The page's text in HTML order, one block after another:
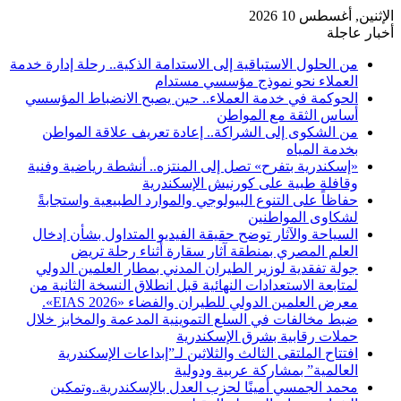
الإثنين, أغسطس 10 2026
أخبار عاجلة
من الحلول الاستباقية إلى الاستدامة الذكية.. رحلة إدارة خدمة
العملاء نحو نموذج مؤسسي مستدام
الحوكمة في خدمة العملاء.. حين يصبح الانضباط المؤسسي
أساس الثقة مع المواطن
من الشكوى إلى الشراكة.. إعادة تعريف علاقة المواطن
بخدمة المياه
«إسكندرية بتفرح» تصل إلى المنتزه.. أنشطة رياضية وفنية
وقافلة طبية على كورنيش الإسكندرية
حفاظاً على التنوع البيولوجي والموارد الطبيعية واستجابةً
لشكاوى المواطنين
السياحة والآثار توضح حقيقة الفيديو المتداول بشأن إدخال
العلم المصري بمنطقة آثار سقارة أثناء رحلة تريض
جولة تفقدية لوزير الطيران المدني بمطار العلمين الدولي
لمتابعة الاستعدادات النهائية قبل انطلاق النسخة الثانية من
معرض العلمين الدولي للطيران والفضاء «EIAS 2026».
ضبط مخالفات في السلع التموينية المدعمة والمخابز خلال
حملات رقابية بشرق الإسكندرية
افتتاح الملتقى الثالث والثلاثين لـ”إبداعات الإسكندرية
العالمية” بمشاركة عربية ودولية
محمد الجمسي أمينًا لحزب العدل بالإسكندرية..وتمكين